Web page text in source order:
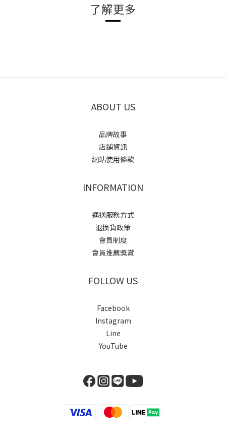
了解更多
ABOUT US
品牌故事
店鋪資訊
網站使用條款
INFORMATION
運送服務方式
退換貨政策
會員制度
會員推薦獎賞
FOLLOW US
Facebook
Instagram
Line
YouTube